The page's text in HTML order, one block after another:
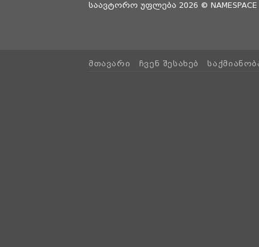
საავტორო უფლება 2026 © NAMESPACE
ᲛᲗᲐᲕᲐᲠᲘ ᲩᲕᲔᲜ ᲨᲔᲡᲐᲮᲔᲑ